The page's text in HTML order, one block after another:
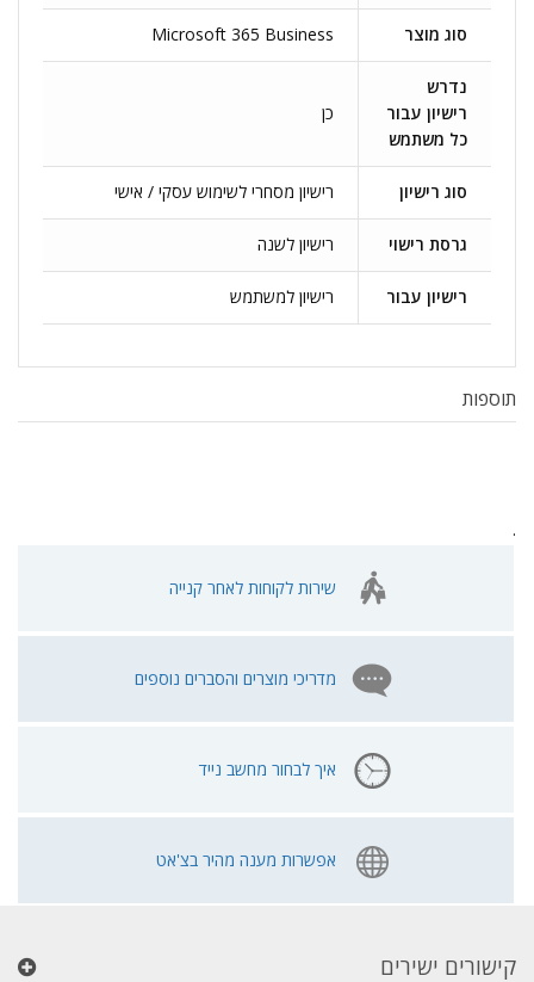
סוג מוצר Microsoft 365 Business
נדרש
רישיון עבור
כל משתמש
כן
סוג רישיון רישיון מסחרי לשימוש עסקי / אישי
גרסת רישוי רישיון לשנה
רישיון עבור רישיון למשתמש
תוספות
.
שירות לקוחות לאחר קנייה
מדריכי מוצרים והסברים נוספים
איך לבחור מחשב נייד
אפשרות מענה מהיר בצ'אט
קישורים ישירים